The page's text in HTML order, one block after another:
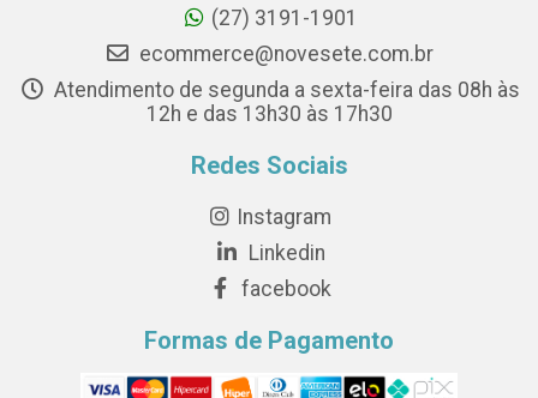
(27) 3191-1901
ecommerce@novesete.com.br
Atendimento de segunda a sexta-feira das 08h às
12h e das 13h30 às 17h30
Redes Sociais
Instagram
Linkedin
facebook
Formas de Pagamento